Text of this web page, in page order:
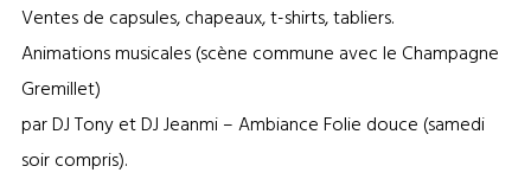
Ventes de capsules, chapeaux, t-shirts, tabliers.
Animations musicales (scène commune avec le Champagne
Gremillet)
par DJ Tony et DJ Jeanmi – Ambiance Folie douce (samedi
soir compris).